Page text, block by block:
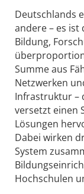
Deutschlands
andere – es
Bildung,
Summe aus
Netzwerken
Infrastruktur –
versetzt einen
Lösungen
Dabei wirken
System
Hochschulen